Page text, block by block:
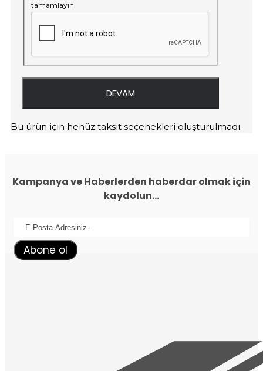
tamamlayın.
DEVAM
Bu ürün için henüz taksit seçenekleri oluşturulmadı.
Kampanya ve Haberlerden haberdar olmak için
kaydolun...
Abone ol